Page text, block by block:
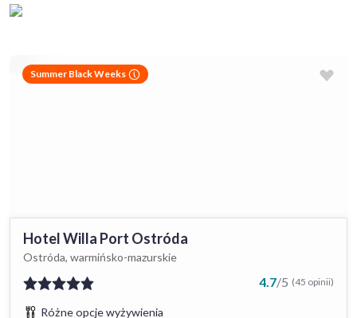
Summer Black Weeks
Hotel Willa Port Ostróda
Ostróda, warmińsko-mazurskie
4.7/5 (45 opinii)
Różne opcje wyżywienia